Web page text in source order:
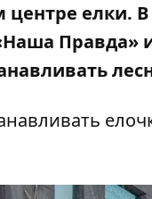
елки.
Правда»